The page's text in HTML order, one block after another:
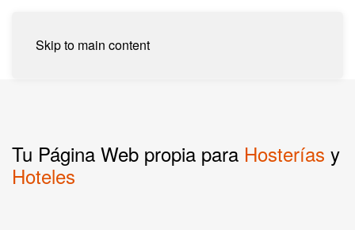
Skip to main content
Tu Página Web propia para Hosterías y
Hoteles